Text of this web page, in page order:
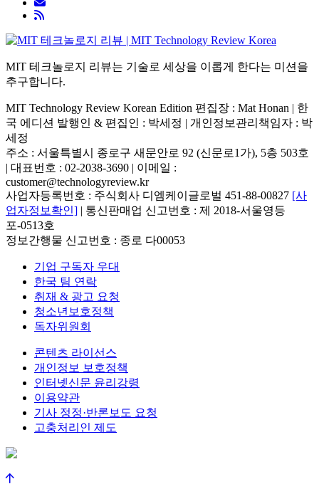
MIT 테크놀로지 리뷰는 기술로 세상을 이롭게 한다는 미션을
추구합니다.
MIT Technology Review Korean Edition 편집장 : Mat Honan | 한
국 에디션 발행인 & 편집인 : 박세정 | 개인정보관리책임자 : 박
세정
주소 : 서울특별시 종로구 새문안로 92 (신문로1가), 5층 503호
| 대표번호 : 02-2038-3690 | 이메일 :
customer@technologyreview.kr
사업자등록번호 : 주식회사 디엠케이글로벌 451-88-00827 [사
업자정보확인] | 통신판매업 신고번호 : 제 2018-서울영등
포-0513호
정보간행물 신고번호 : 종로 다00053
기업 구독자 우대
한국 팀 연락
취재 & 광고 요청
청소년보호정책
독자위원회
콘텐츠 라이선스
개인정보 보호정책
인터넷신문 윤리강령
이용약관
기사 정정·반론보도 요청
고충처리인 제도